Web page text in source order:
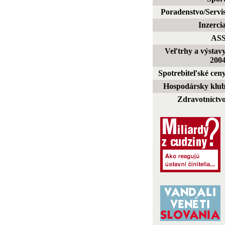
Poradenstvo/
Inzercia
Veľtrhy a
Spotrebiteľské
Hospodársky